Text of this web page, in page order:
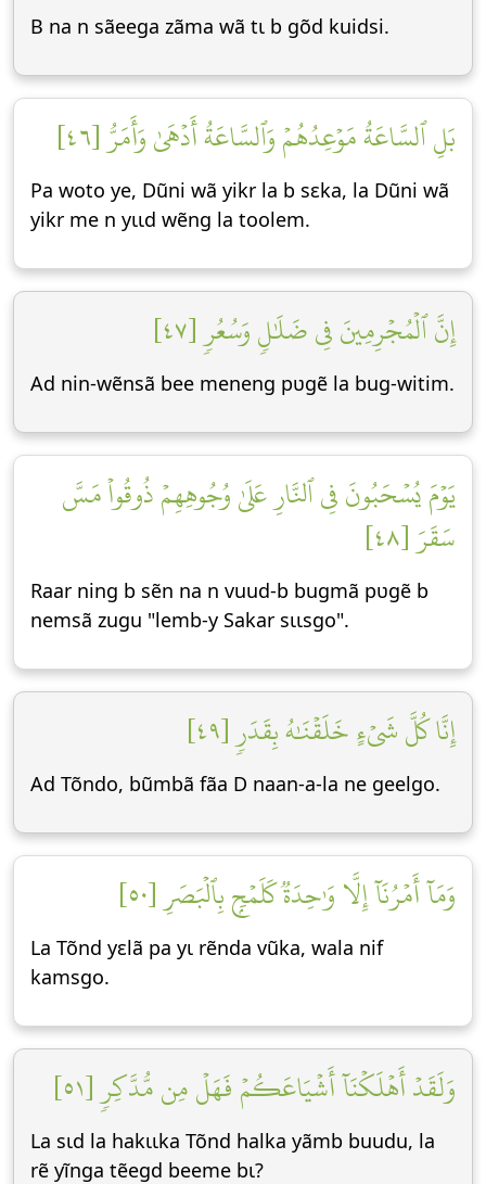
B na n sãeega zãma wã tɩ b gõd kuidsi.
بَلِ ٱلسَّاعَةُ مَوۡعِدُهُمۡ وَٱلسَّاعَةُ أَدۡهَىٰ وَأَمَرُّ [٤٦]
Pa woto ye, Dũni wã yikr la b sεka, la Dũni wã
yikr me n yɩɩd wẽng la toolem.
إِنَّ ٱلۡمُجۡرِمِينَ فِي ضَلَٰلٖ وَسُعُرٖ [٤٧]
Ad nin-wẽnsã bee meneng pʋgẽ la bug-witim.
يَوۡمَ يُسۡحَبُونَ فِي ٱلنَّارِ عَلَىٰ وُجُوهِهِمۡ ذُوقُواْ مَسَّ
سَقَرَ [٤٨]
Raar ning b sẽn na n vuud-b bugmã pʋgẽ b
nemsã zugu "lemb-y Sakar sɩɩsgo".
إِنَّا كُلَّ شَيۡءٍ خَلَقۡنَٰهُ بِقَدَرٖ [٤٩]
Ad Tõndo, bũmbã fãa D naan-a-la ne geelgo.
وَمَآ أَمۡرُنَآ إِلَّا وَٰحِدَةٞ كَلَمۡحِۭ بِٱلۡبَصَرِ [٥٠]
La Tõnd yεlã pa yɩ rẽnda vũka, wala nif
kamsgo.
وَلَقَدۡ أَهۡلَكۡنَآ أَشۡيَاعَكُمۡ فَهَلۡ مِن مُّدَّكِرٖ [٥١]
La sɩd la hakɩɩka Tõnd halka yãmb buudu, la
rẽ yĩnga tẽegd beeme bɩ?